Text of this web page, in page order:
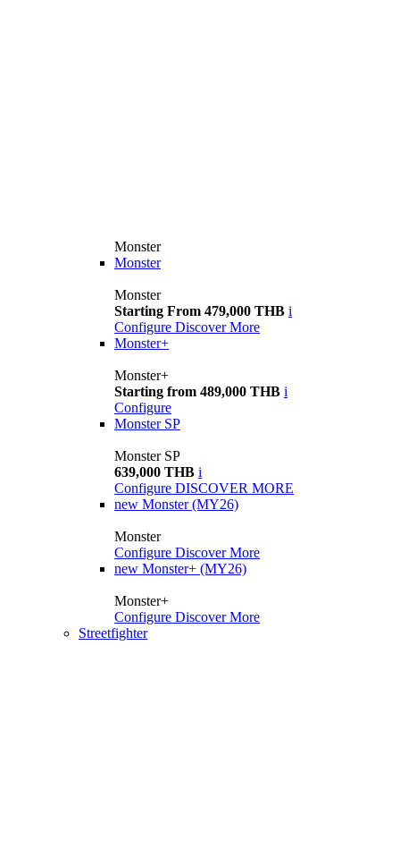
Monster
Monster
Monster
Starting From 479,000 THB i
Configure Discover More
Monster+
Monster+
Starting from 489,000 THB i
Configure
Monster SP
Monster SP
639,000 THB i
Configure DISCOVER MORE
new Monster (MY26)
Monster
Configure Discover More
new Monster+ (MY26)
Monster+
Configure Discover More
Streetfighter